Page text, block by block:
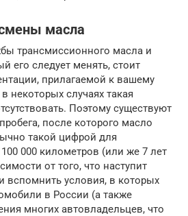
масла
трансмиссионного масла и
его следует менять, стоит
прилагаемой к вашему
некоторых случаях такая
Поэтому существуют
после которого масло
такой цифрой для
000 километров (или же 7 лет
от того, что наступит
вспомнить условия, в которых
в России (а также
многих автовладельцев, что